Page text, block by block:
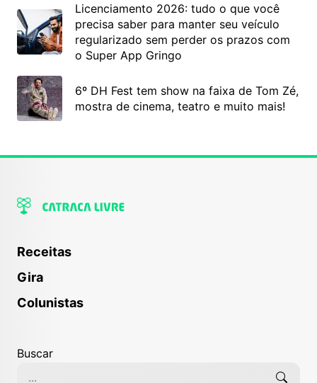
Licenciamento 2026: tudo o que você
precisa saber para manter seu veículo
regularizado sem perder os prazos com
o Super App Gringo
6º DH Fest tem show na faixa de Tom Zé,
mostra de cinema, teatro e muito mais!
Receitas
Gira
Colunistas
Buscar